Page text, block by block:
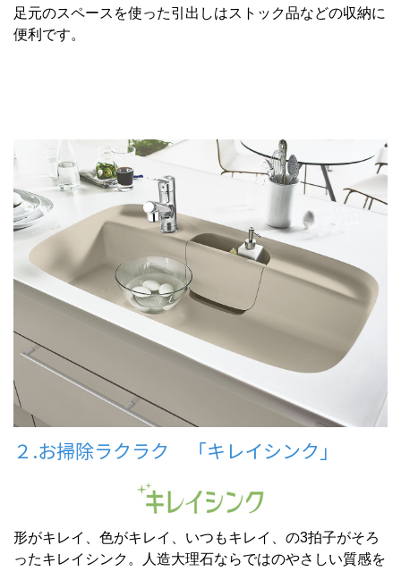
足元のスペースを使った引出しはストック品などの収納に
便利です。
２.お掃除ラクラク 「キレイシンク」
形がキレイ、色がキレイ、いつもキレイ、の3拍子がそろ
ったキレイシンク。人造大理石ならではのやさしい質感を